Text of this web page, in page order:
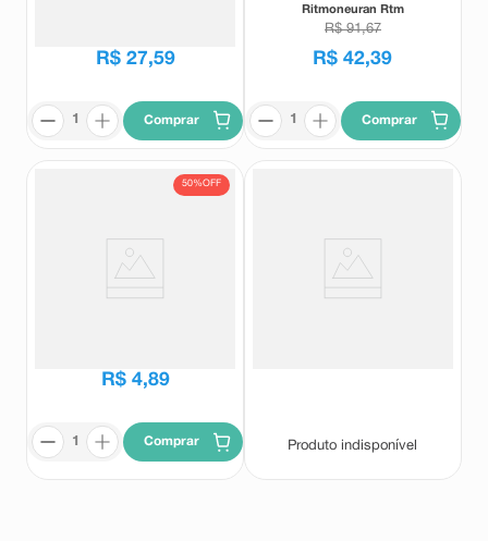
R$ 27,59
Comprar
Ritmoneuran Rtm
R$ 91,67
R$ 42,39
Comprar
50%OFF
Ritmoneuran RTM 35mg/ml
R$ 4,89
Comprar
Ritmoneuran RTM 35mg/ml
Produto indisponível